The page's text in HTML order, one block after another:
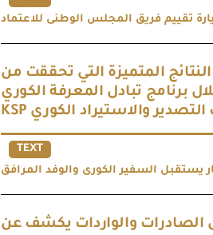
المتميزة التي تحققت من
والمنفذ للهيئة من خلال برنامج تبادل المعرفة الكوري
TEXT
الصادرات والواردات يكشف عن